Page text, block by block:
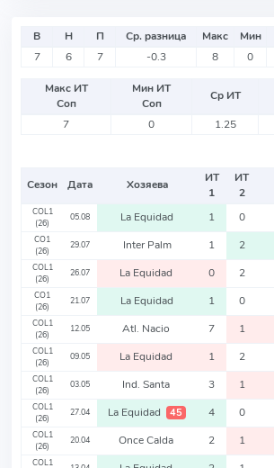
В Н П Ср. разница Макс Мин
7
6 7 -0.3 8 0
Макс ИТ
Соп
Мин ИТ
Соп
Ср ИТ
7
0 1.25
Сезон Дата Хозяева
ИТ
1
ИТ
2
COL1
(26)
05.08 La Equidad 1 0
CO1
(26)
29.07 Inter Palm 1 2
COL1
(26)
26.07 La Equidad 0 2
CO1
(26)
21.07 La Equidad 1 0
COL1
(26)
12.05 Atl. Nacio 7 1
COL1
(26)
09.05 La Equidad 1 2
COL1
(26)
03.05 Ind. Santa 3 1
COL1
(26)
27.04 La Equidad 45 4 0
COL1
(26)
20.04 Once Calda 2 1
COL1